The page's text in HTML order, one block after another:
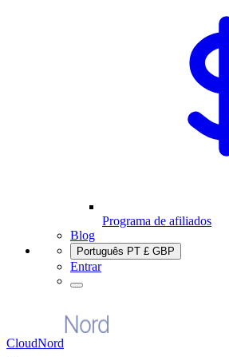
Programa de afiliados
Blog
Português PT £ GBP
Entrar
CloudNord